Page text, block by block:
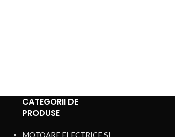
CATEGORII DE
PRODUSE
MOTOARE ELECTRICE SI